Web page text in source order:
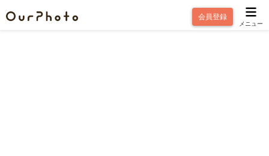
会員登録
メニュー